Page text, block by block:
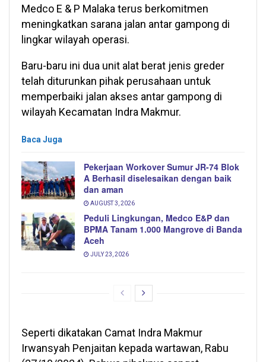
Medco E & P Malaka terus berkomitmen
meningkatkan sarana jalan antar gampong di
lingkar wilayah operasi.
Baru-baru ini dua unit alat berat jenis greder
telah diturunkan pihak perusahaan untuk
memperbaiki jalan akses antar gampong di
wilayah Kecamatan Indra Makmur.
Baca Juga
Pekerjaan Workover Sumur JR-74 Blok
A Berhasil diselesaikan dengan baik
dan aman
AUGUST 3, 2026
Peduli Lingkungan, Medco E&P dan
BPMA Tanam 1.000 Mangrove di Banda
Aceh
JULY 23, 2026
Seperti dikatakan Camat Indra Makmur
Irwansyah Penjaitan kepada wartawan, Rabu